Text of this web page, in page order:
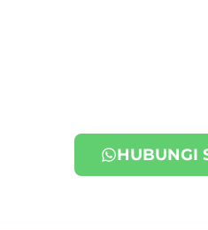
HUBUNGI